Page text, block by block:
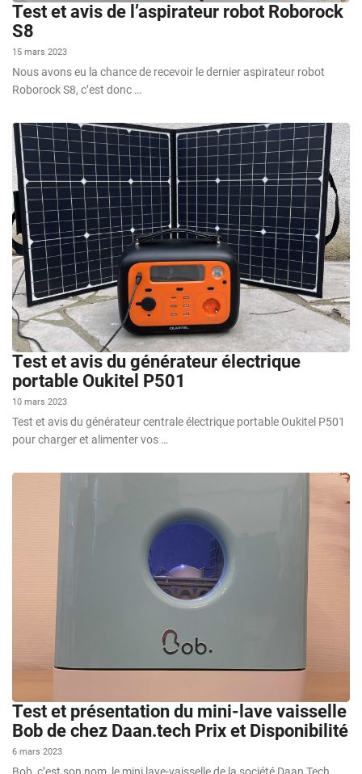
Test et avis de l’aspirateur robot Roborock
S8
15 mars 2023
Nous avons eu la chance de recevoir le dernier aspirateur robot
Roborock S8, c’est donc …
Test et avis du générateur électrique
portable Oukitel P501
10 mars 2023
Test et avis du générateur centrale électrique portable Oukitel P501
pour charger et alimenter vos …
Test et présentation du mini-lave vaisselle
Bob de chez Daan.tech Prix et Disponibilité
6 mars 2023